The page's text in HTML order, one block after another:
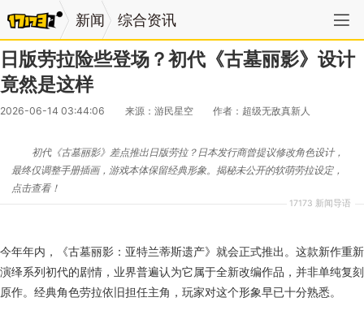
新闻 综合资讯
日版劳拉险些登场？初代《古墓丽影》设计
竟然是这样
2026-06-14 03:44:06 来源：游民星空 作者：超级无敌真新人
17173 新闻导语
初代《古墓丽影》差点推出日版劳拉？日本发行商曾提议修改角色设计，
最终仅调整手册插画，游戏本体保留经典形象。揭秘未公开的软萌劳拉设定，
点击查看！
今年年内，《古墓丽影：亚特兰蒂斯遗产》就会正式推出。这款新作重新
演绎系列初代的剧情，业界普遍认为它属于全新改编作品，并非单纯复刻
原作。经典角色劳拉依旧担任主角，玩家对这个形象早已十分熟悉。